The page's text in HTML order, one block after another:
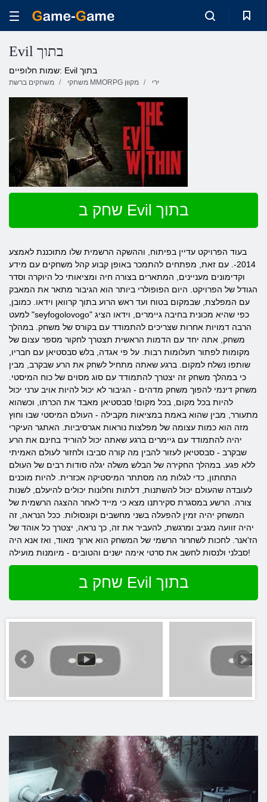
Evil בתוך
שמות חלופיים: Evil בתוך
משחקים ברשת משחקי MMORPG מקוון ירי
שחק ב Evil בתוך
בעוד הפרויקט עדיין בפיתוח, וההשקה הרשמית שלו מתוכננת לאמצע
2014-. עם זאת, מפתחים להתמכר באופן קבוע קהל משחקים עם מידע
וקדימונים מעניינים, המתארים בצורה חיה ומציאותי כל היוקרה וסדר
הגודל של הפרויקט. היום הפופולרי ביותר הוא הגיבור מתאר את המאבק
עם המפלצת, שבמקום בטוח ועד ראש הרוע בתוך קרוואן וידאו. כמובן,
למעט "seyfogolovogo" כפי שהיא מכונית בחיבה גיימרים, וידאו הציג
הרבה דמויות אחרות שצריכים להתמודד עם בקורס של משחק. במהלך
משחק, אתה יחד עם הדמות הראשית תצטרך לחקור מספר עצום של
מקומות לפתור תעלומות רבות. על פי אגדה, בלש סבסטיאן עם חבריו,
שותפו נשלח למקום. ברגע שאתה מתחיל לשחק את הרע שבקרב, מבין
כי במהלך משחק זה יצטרך להתמודד עם סוג מסוים של כוח המיסטי.
משחק דינמי להפוך משחק מדהים - הגיבור לא יכול להיות אויב ערני יכול
להיות בכל מקום, בכל מקום! סבסטיאן מאבד את הכרתו, וכשהוא
מתעורר, מבין שהוא באמת במציאות מקבילה - העולם המיסטי שבו וחוץ
מזה הוא כמות עצומה של מפלצות נוראות אגרסיביות. האתגר העיקרי
יהיה להתמודד עם גיימרים ברגע שאתה יכול להוריד בחינם את הרע
שבקרב - סבסטיאן לעזור להבין מה קורה סביבו ולחזור לעולם האמיתי
ללא פגע. במהלך החקירה של הבלש משלה יגלה סודות רבים של העולם
התחתון, כדי לגלות מה מסתתר המיסטיקה אכזרית. להיות מוכנים
לעובדה שהעולם יכול להשתנות, דלתות וחלונות יכולים להיעלם, לשנות
צורה. הרשע במסגרת סקירתנו מצא כי מייד לאחר ההצגה הרשמית של
המשחק יהיה זמין להפעלה בשני מחשבים וקונסולות. ככל הנראה, זה
יהיה זוועה מגניב ומרגשת, להעביר את זה, כך נראה, יצטרך כל אוהד של
הז'אנר. לחכות לשחרור הרשמי של המשחק הוא ארוך מאוד, ואז אנא היה
סבלני ולנסות לחשב את סרטי אימה ישנים והטובים - מיומנות מועילה!
שחק ב Evil בתוך